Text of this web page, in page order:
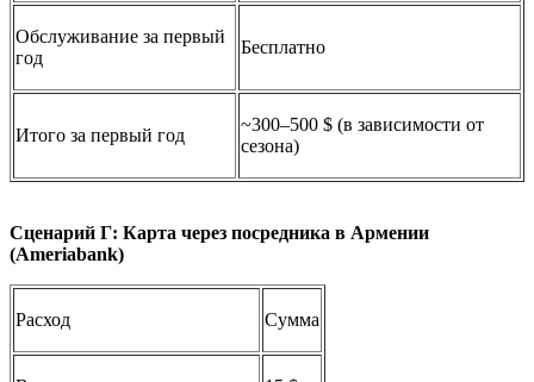
Обслуживание за первый
год
Бесплатно
Итого за первый год
~300–500 $ (в зависимости от
сезона)
Сценарий Г: Карта через посредника в Армении
(Ameriabank)
Расход Сумма